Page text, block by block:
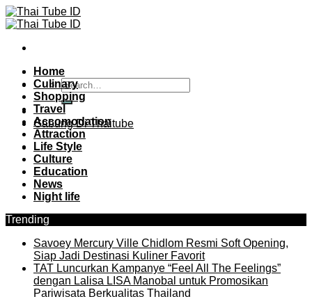
Skip
to
Gabung Di Thaitube
Home
Culinary
Shopping
Travel
Accomodation
Attraction
Life Style
Culture
Education
News
Night life
Trending
Savoey Mercury Ville Chidlom Resmi Soft Opening,
Siap Jadi Destinasi Kuliner Favorit
TAT Luncurkan Kampanye “Feel All The Feelings”
dengan Lalisa LISA Manobal untuk Promosikan
Pariwisata Berkualitas Thailand